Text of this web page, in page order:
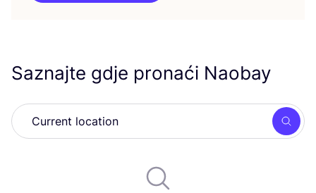
Saznajte gdje pronaći Naobay